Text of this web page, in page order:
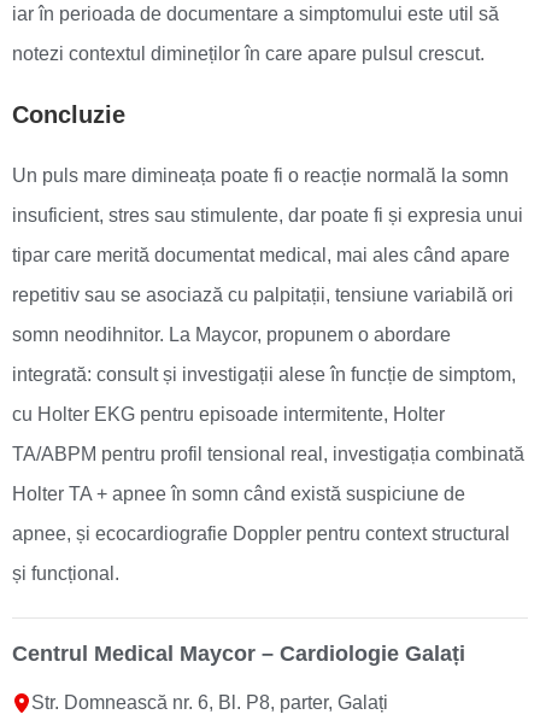
iar în perioada de documentare a simptomului este util să
notezi contextul dimineților în care apare pulsul crescut.
Concluzie
Un puls mare dimineața poate fi o reacție normală la somn
insuficient, stres sau stimulente, dar poate fi și expresia unui
tipar care merită documentat medical, mai ales când apare
repetitiv sau se asociază cu palpitații, tensiune variabilă ori
somn neodihnitor. La Maycor, propunem o abordare
integrată: consult și investigații alese în funcție de simptom,
cu Holter EKG pentru episoade intermitente, Holter
TA/ABPM pentru profil tensional real, investigația combinată
Holter TA + apnee în somn când există suspiciune de
apnee, și ecocardiografie Doppler pentru context structural
și funcțional.
Centrul Medical Maycor – Cardiologie Galați
Str. Domnească nr. 6, Bl. P8, parter, Galați